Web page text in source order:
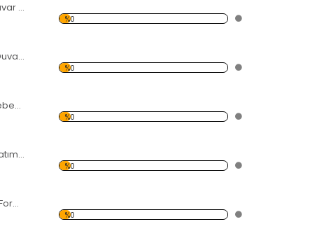
Dallar Desen Duvar Panosu
%0
Orman Desen Duvar Panosu
%0
İlkbahar ve Kelebekler Forex Tablo
%0
Afrika'da Gün Batımı ve Filler Forex Tablo
%0
Kuru Gül Resmi Forex Tablo
%0